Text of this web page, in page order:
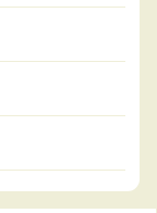
вряд ли